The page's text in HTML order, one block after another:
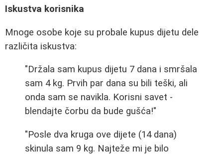
Iskustva korisnika
Mnoge osobe koje su probale kupus dijetu dele
različita iskustva:
"Držala sam kupus dijetu 7 dana i smršala
sam 4 kg. Prvih par dana su bili teški, ali
onda sam se navikla. Korisni savet -
blendajte čorbu da bude gušća!"
"Posle dva kruga ove dijete (14 dana)
skinula sam 9 kg. Najteže mi je bilo